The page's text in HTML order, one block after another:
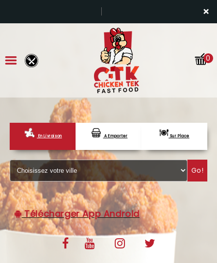
×
LA CARTE
VOTRE COMPTE
NOTRE RESTAURANT
VOS AVIS
MENTIONS LÉGALES
0
En Livraison A Emporter Sur Place
Go!
Télécharger App Android